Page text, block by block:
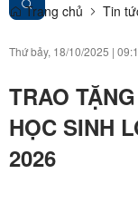
Trang chủ Tin
Thứ bảy, 18/10/2025 |
TRAO
HỌC SINH
2026